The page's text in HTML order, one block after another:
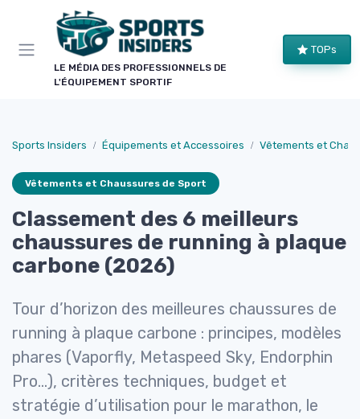
LE MÉDIA DES PROFESSIONNELS DE
L'ÉQUIPEMENT SPORTIF
TOPs
Sports Insiders Équipements et Accessoires Vêtements et
Vêtements et Chaussures de Sport
Classement des 6 meilleurs
chaussures de running à plaque
carbone (2026)
Tour d’horizon des meilleures chaussures de
running à plaque carbone : principes, modèles
phares (Vaporfly, Metaspeed Sky, Endorphin
Pro…), critères techniques, budget et
stratégie d’utilisation pour le marathon, le
Panneau de gestion des cookies